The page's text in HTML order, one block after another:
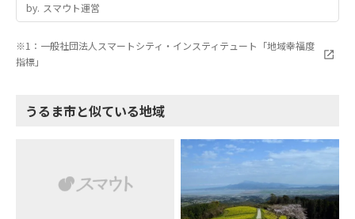
by.︎ スマウト運営
※1：一般社団法人スマートシティ・インスティテュート「地域幸福度
指標」
うるま市と似ている地域